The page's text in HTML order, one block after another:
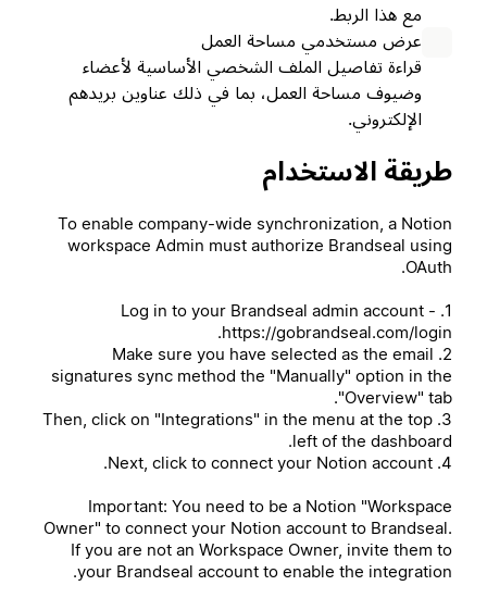
مع هذا الربط.
عرض مستخدمي مساحة العمل
قراءة تفاصيل الملف الشخصي الأساسية لأعضاء
وضيوف مساحة العمل، بما في ذلك عناوين بريدهم
الإلكتروني.
طريقة الاستخدام
To enable company-wide synchronization, a Notion
workspace Admin must authorize Brandseal using
OAuth.
1. Log in to your Brandseal admin account -
https://gobrandseal.com/login.
2. Make sure you have selected as the email
signatures sync method the "Manually" option in the
"Overview" tab.
3. Then, click on "Integrations" in the menu at the top
left of the dashboard.
4. Next, click to connect your Notion account.
Important: You need to be a Notion "Workspace
Owner" to connect your Notion account to Brandseal.
If you are not an Workspace Owner, invite them to
your Brandseal account to enable the integration.